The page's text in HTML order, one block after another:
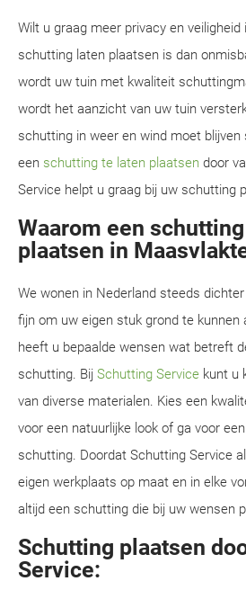
Wilt u graag meer privacy en
schutting laten plaatsen is dan
wordt uw tuin met kwaliteit
wordt het aanzicht van uw tuin
schutting in weer en wind moet blijven
een schutting te laten plaatsen door
Service helpt u graag bij uw schutting
Waarom een
plaatsen in
We wonen in Nederland steeds
fijn om uw eigen stuk grond te
heeft u bepaalde wensen wat betreft
schutting. Bij Schutting Service kunt u
van diverse materialen. Kies een
voor een natuurlijke look of ga voor
schutting. Doordat Schutting Service
eigen werkplaats op maat en in elke
altijd een schutting die bij uw wensen
Schutting plaatsen
Service: